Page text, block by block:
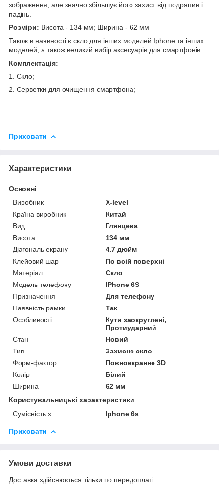
зображення, але значно збільшує його захист від подряпин і
падінь.
Розміри: Висота - 134 мм; Ширина - 62 мм
Також в наявності є скло для інших моделей Iphone та інших
моделей, а також великий вибір аксесуарів для смартфонів.
Комплектація:
1. Скло;
2. Серветки для очищення смартфона;
Приховати
Характеристики
Основні
Виробник
X-level
Країна виробник
Китай
Вид
Глянцева
Висота
134 мм
Діагональ екрану
4.7 дюйм
Клейовий шар
По всій поверхні
Матеріал
Скло
Модель телефону
IPhone 6S
Призначення
Для телефону
Наявність рамки
Так
Особливості
Кути заокруглені,
Протиударний
Стан
Новий
Тип
Захисне скло
Форм-фактор
Повноекранне 3D
Колір
Білий
Ширина
62 мм
Користувальницькі характеристики
Сумісність з
Iphone 6s
Приховати
Умови доставки
Доставка здійснюється тільки по передоплаті.